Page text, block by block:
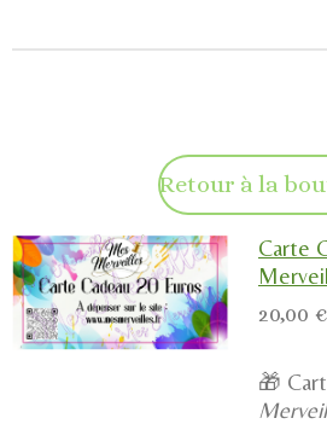
Retour à la
Carte
20,00 €
🎁